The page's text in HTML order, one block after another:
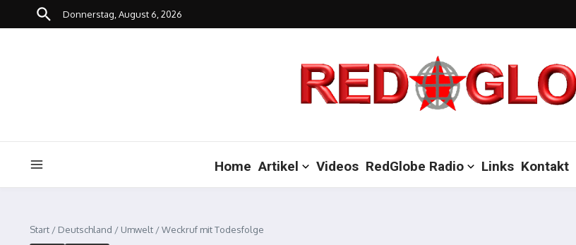
Zum Inhalt springen
Donnerstag, August 6, 2026
Home Artikel Videos RedGlobe Radio Links Kontakt
Start / Deutschland / Umwelt /Weckruf mit Todesfolge